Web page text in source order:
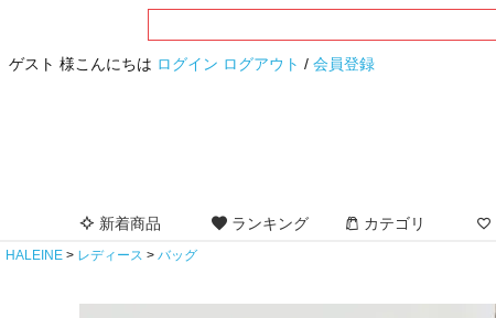
ゲスト 様こんにちは ログイン ログアウト / 会員登録
新着商品 ランキング カテゴリ
HALEINE レディース バッグ